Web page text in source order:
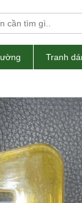
Tranh